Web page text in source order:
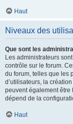
Haut
Niveaux des
Que sont les
Les administrateurs
contrôle sur le forum.
du forum, telles que les
d’utilisateurs, la
peuvent également être
dépend de la
Haut